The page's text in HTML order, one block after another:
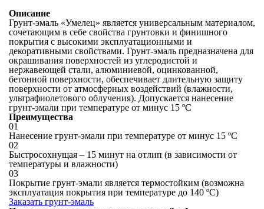
Описание
Грунт-эмаль «Умелец» является универсальным материалом,
сочетающим в себе свойства грунтовки и финишного
покрытия с высокими эксплуатационными и
декоративными свойствами. Грунт-эмаль предназначена для
окрашивания поверхностей из углеродистой и
нержавеющей стали, алюминиевой, оцинкованной,
бетонной поверхности, обеспечивает длительную защиту
поверхности от атмосферных воздействий (влажности,
ультрафиолетового облучения). Допускается нанесение
грунт-эмали при температуре от минус 15 ºС
Преимущества
01
Нанесение грунт-эмали при температуре от минус 15 ºС
02
Быстросохнущая – 15 минут на отлип (в зависимости от
температуры и влажности)
03
Покрытие грунт-эмали является термостойким (возможна
эксплуатация покрытия при температуре до 140 ºС)
Заказать грунт-эмаль